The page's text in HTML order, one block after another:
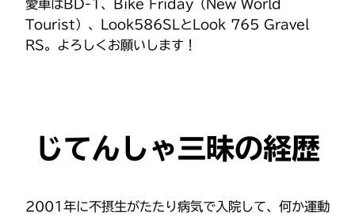
愛車はBD-1、Bike Friday（New World
Tourist）、Look586SLとLook 765 Gravel
RS。よろしくお願いします！
じてんしゃ三昧の経歴
2001年に不摂生がたたり病気で入院して、何か運動